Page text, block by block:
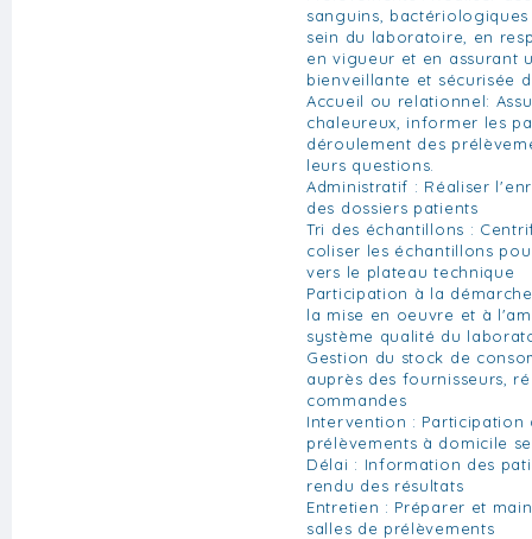
sanguins,
sein du laboratoire, en
en vigueur et en assurant
bienveillante et sécurisée
Accueil ou relationnel:
chaleureux, informer les
déroulement des
leurs questions.
Administratif : Réaliser
des dossiers patients
Tri des échantillons :
coliser les échantillons
vers le plateau technique
Participation à la
la mise en oeuvre et à
système qualité du
Gestion du stock de
auprès des fournisseurs,
commandes
Intervention : Participation
prélèvements à domicile
Délai : Information des
rendu des résultats
Entretien : Préparer et
salles de prélèvements